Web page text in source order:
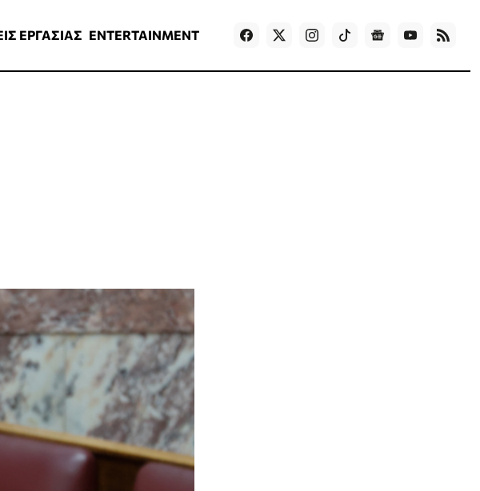
ΕΡΓΑΣΙΑΣ ENTERTAINMENT Games